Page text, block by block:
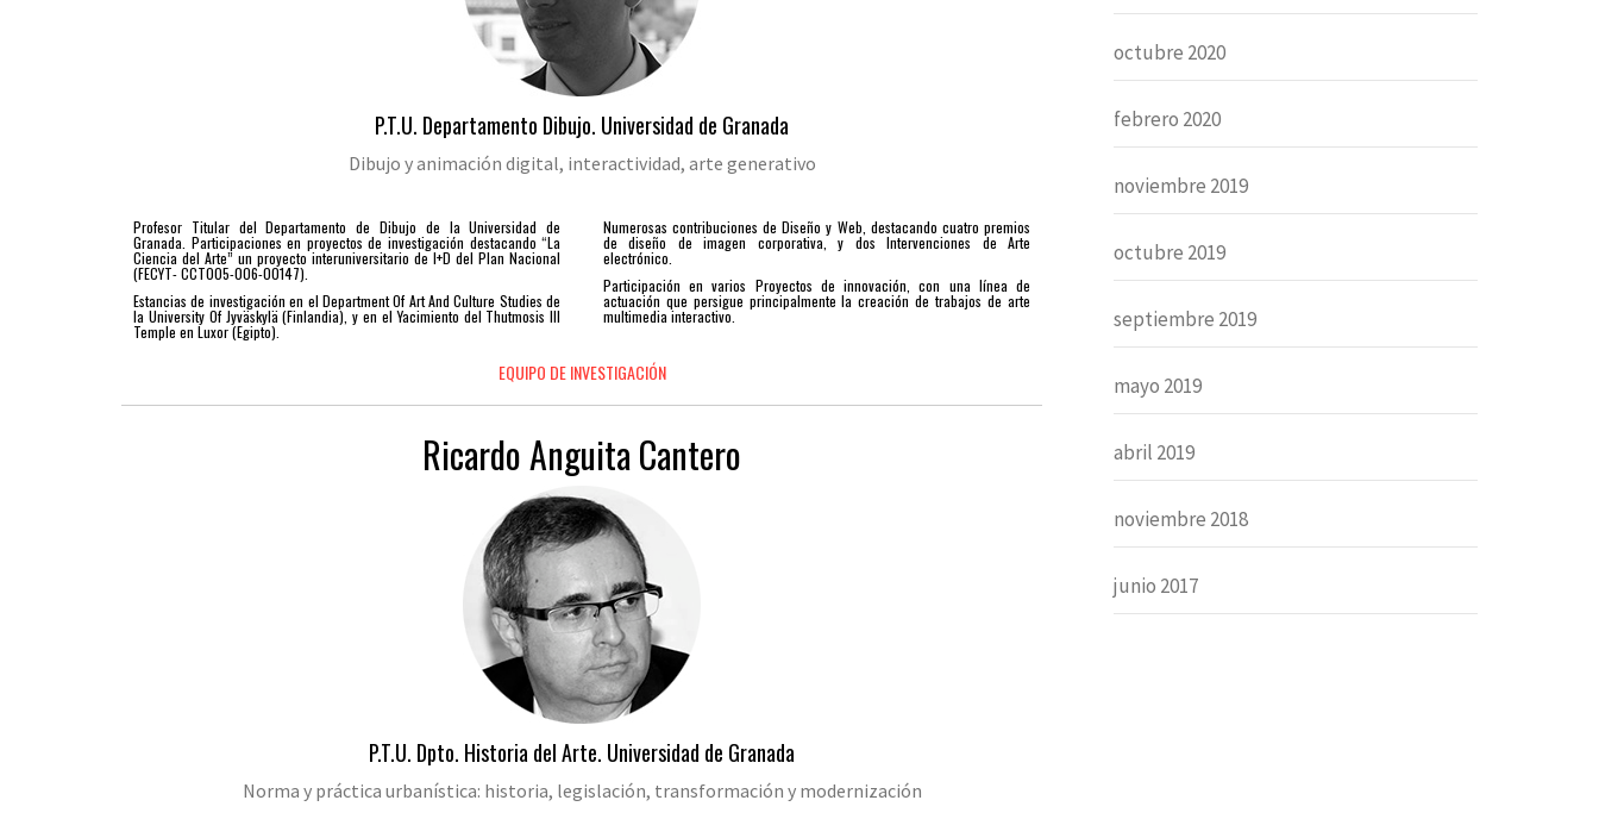
P.T.U. Departamento Dibujo. Universidad de Granada
Dibujo y animación digital, interactividad, arte generativo
Profesor Titular del Departamento de Dibujo de la Universidad de
Granada. Participaciones en proyectos de investigación destacando “La
Ciencia del Arte” un proyecto interuniversitario de I+D del Plan Nacional
(FECYT- CCT005-006-00147).
Estancias de investigación en el Department Of Art And Culture Studies de
la University Of Jyväskylä (Finlandia), y en el Yacimiento del Thutmosis III
Temple en Luxor (Egipto).
Numerosas contribuciones de Diseño y Web, destacando cuatro premios
de diseño de imagen corporativa, y dos Intervenciones de Arte
electrónico.
Participación en varios Proyectos de innovación, con una línea de
actuación que persigue principalmente la creación de trabajos de arte
multimedia interactivo.
EQUIPO DE INVESTIGACIÓN
Ricardo Anguita Cantero
P.T.U. Dpto. Historia del Arte. Universidad de Granada
Norma y práctica urbanística: historia, legislación, transformación y modernización
octubre 2020
febrero 2020
noviembre 2019
octubre 2019
septiembre 2019
mayo 2019
abril 2019
noviembre 2018
junio 2017